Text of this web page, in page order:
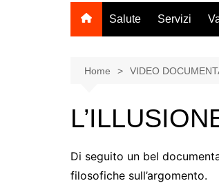
Salute Servizi
Home VIDEO
Di seguito un bel
filosofiche sull’argomento.